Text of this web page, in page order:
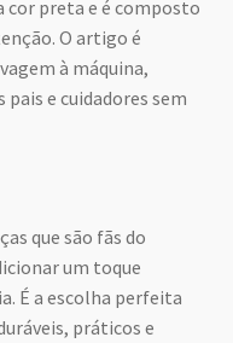
cor preta e é composto
O artigo é
à máquina,
e cuidadores sem
que são fãs do
um toque
É a escolha perfeita
práticos e